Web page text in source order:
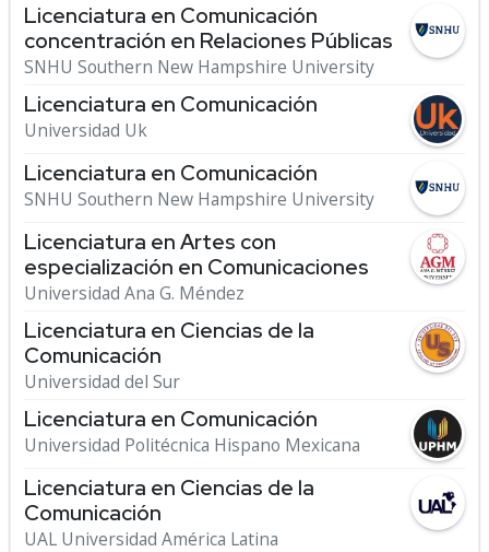
Licenciatura en Comunicación
concentración en Relaciones Públicas
SNHU Southern New Hampshire University
Licenciatura en Comunicación
Universidad Uk
Licenciatura en Comunicación
SNHU Southern New Hampshire University
Licenciatura en Artes con
especialización en Comunicaciones
Universidad Ana G. Méndez
Licenciatura en Ciencias de la
Comunicación
Universidad del Sur
Licenciatura en Comunicación
Universidad Politécnica Hispano Mexicana
Licenciatura en Ciencias de la
Comunicación
UAL Universidad América Latina